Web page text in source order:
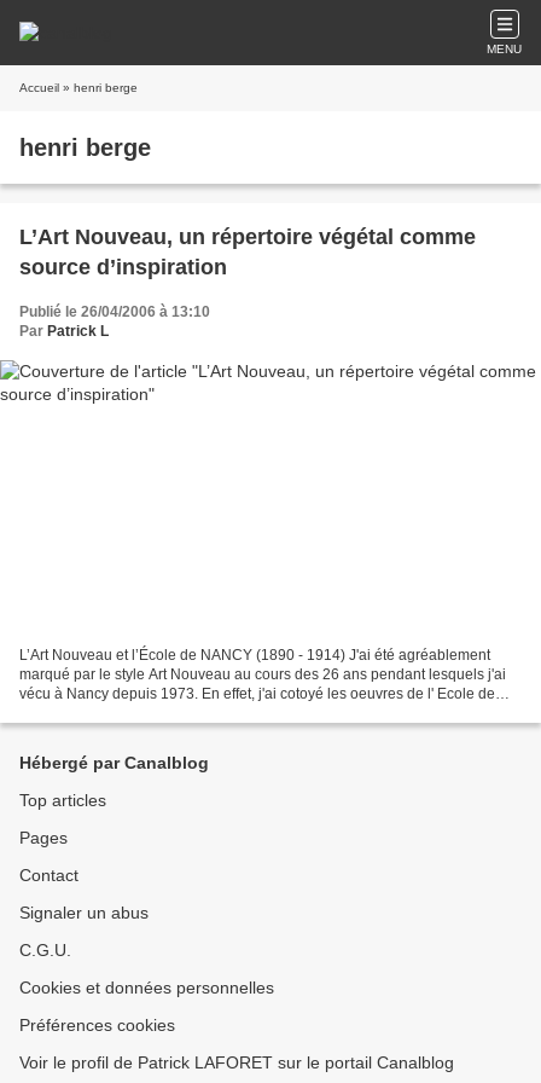
MENU
Accueil » henri berge
henri berge
L’Art Nouveau, un répertoire végétal comme
source d’inspiration
Publié le 26/04/2006 à 13:10
Par Patrick L
L’Art Nouveau et l’École de NANCY (1890 - 1914) J'ai été agréablement
marqué par le style Art Nouveau au cours des 26 ans pendant lesquels j'ai
vécu à Nancy depuis 1973. En effet, j'ai cotoyé les oeuvres de l' Ecole de
Hébergé par Canalblog
Top articles
Pages
Contact
Signaler un abus
C.G.U.
Cookies et données personnelles
Préférences cookies
Voir le profil de Patrick LAFORET sur le portail Canalblog